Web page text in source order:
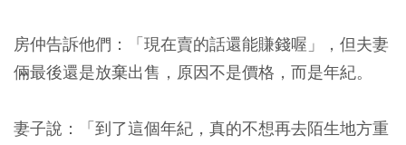
房仲告訴他們：「現在賣的話還能賺錢喔」，但夫妻
倆最後還是放棄出售，原因不是價格，而是年紀。
妻子說：「到了這個年紀，真的不想再去陌生地方重